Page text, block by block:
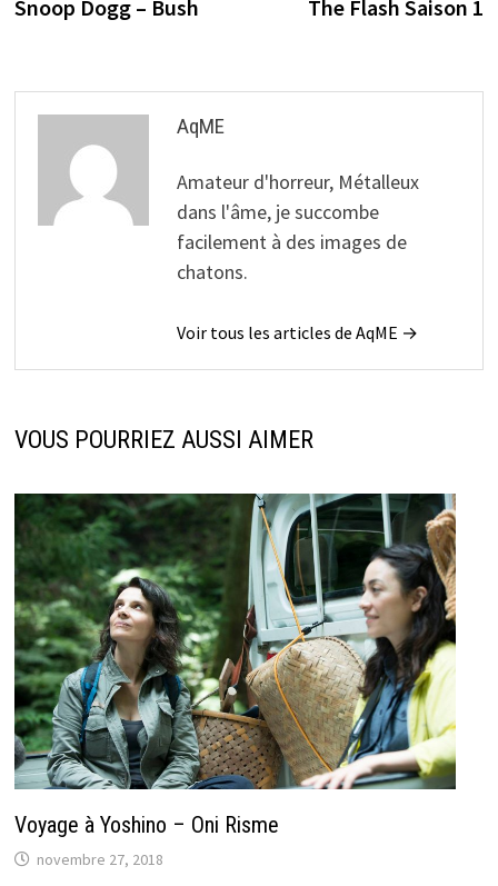
de
précédente :
Snoop Dogg – Bush The Flash Saison 1
AqME
Amateur d'horreur, Métalleux
dans l'âme, je succombe
facilement à des images de
chatons.
Voir tous les articles de AqME →
VOUS POURRIEZ AUSSI AIMER
Voyage à Yoshino – Oni Risme
novembre 27, 2018